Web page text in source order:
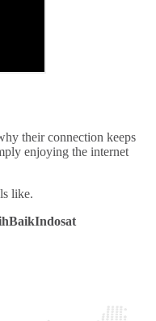
their connection keeps
enjoying the internet
like.